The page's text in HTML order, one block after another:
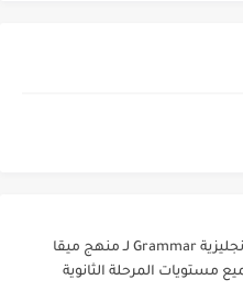
شرح قواعد الإنجليزية Grammar لـ منهج ميقا